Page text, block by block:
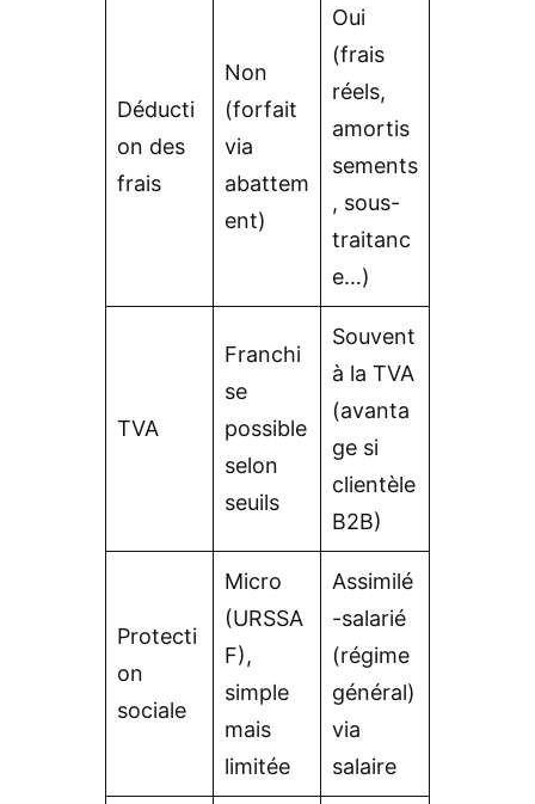
Déducti
on des
frais
Non
(forfait
via
abattem
ent)
Oui
(frais
réels,
amortis
sements
, sous-
traitanc
e…)
TVA
Franchi
se
possible
selon
seuils
Souvent
à la TVA
(avanta
ge si
clientèle
B2B)
Protecti
on
sociale
Micro
(URSSA
F),
simple
mais
limitée
Assimilé
-salarié
(régime
général)
via
salaire